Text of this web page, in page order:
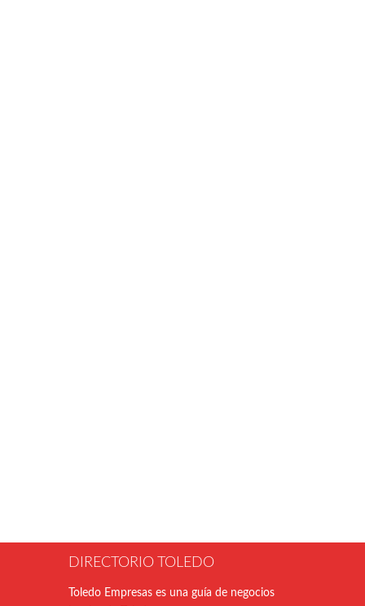
DIRECTORIO TOLEDO
Toledo Empresas es una guía de negocios